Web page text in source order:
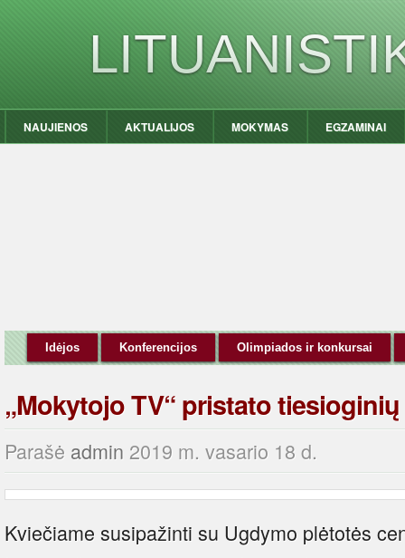
NAUJIENOS AKTUALIJOS MOKYMAS EGZAMINAI
Idėjos Konferencijos Olimpiados ir konkursai
„Mokytojo TV“ pristato
Parašė admin 2019 m. vasario 18 d.
Kviečiame susipažinti su Ugdymo plėtotės